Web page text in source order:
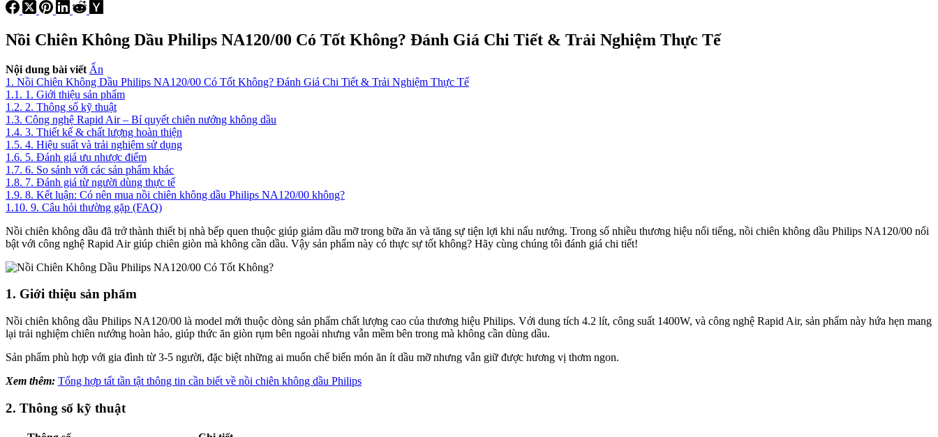
Nồi Chiên Không Dầu Philips NA120/00 Có Tốt Không? Đánh Giá Chi Tiết & Trải Nghiệm Thực Tế
Nội dung bài viết Ẩn
1. Nồi Chiên Không Dầu Philips NA120/00 Có Tốt Không? Đánh Giá Chi Tiết & Trải Nghiệm Thực Tế
1.1. 1. Giới thiệu sản phẩm
1.2. 2. Thông số kỹ thuật
1.3. Công nghệ Rapid Air – Bí quyết chiên nướng không dầu
1.4. 3. Thiết kế & chất lượng hoàn thiện
1.5. 4. Hiệu suất và trải nghiệm sử dụng
1.6. 5. Đánh giá ưu nhược điểm
1.7. 6. So sánh với các sản phẩm khác
1.8. 7. Đánh giá từ người dùng thực tế
1.9. 8. Kết luận: Có nên mua nồi chiên không dầu Philips NA120/00 không?
1.10. 9. Câu hỏi thường gặp (FAQ)
Nồi chiên không dầu đã trở thành thiết bị nhà bếp quen thuộc giúp giảm dầu mỡ trong bữa ăn và tăng sự tiện lợi khi nấu nướng. Trong số nhiều thương hiệu nổi tiếng, nồi chiên không dầu Philips NA120/00 nổi
bật với công nghệ Rapid Air giúp chiên giòn mà không cần dầu. Vậy sản phẩm này có thực sự tốt không? Hãy cùng chúng tôi đánh giá chi tiết!
1. Giới thiệu sản phẩm
Nồi chiên không dầu Philips NA120/00 là model mới thuộc dòng sản phẩm chất lượng cao của thương hiệu Philips. Với dung tích 4.2 lít, công suất 1400W, và công nghệ Rapid Air, sản phẩm này hứa hẹn mang
lại trải nghiệm chiên nướng hoàn hảo, giúp thức ăn giòn rụm bên ngoài nhưng vẫn mềm bên trong mà không cần dùng dầu.
Sản phẩm phù hợp với gia đình từ 3-5 người, đặc biệt những ai muốn chế biến món ăn ít dầu mỡ nhưng vẫn giữ được hương vị thơm ngon.
Xem thêm: Tổng hợp tất tần tật thông tin cần biết về nồi chiên không dầu Philips
2. Thông số kỹ thuật